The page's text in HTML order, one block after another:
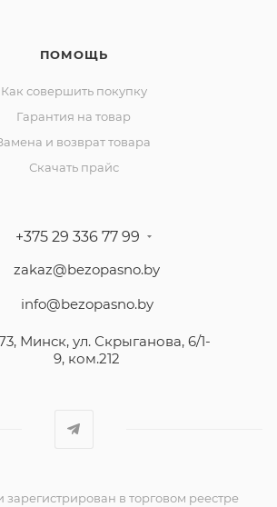
ПОМОЩЬ
Как совершить покупку
Гарантия на товар
и возврат товара
Скачать прайс
+375 29 336 77 99
zakaz@bezopasno.by
info@bezopasno.by
Минск, ул. Скрыганова, 6/1-
9, ком.212
в торговом реестре